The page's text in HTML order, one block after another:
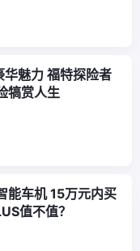
华魅力 福特探险者
犒赏人生
能车机 15万元内买
值不值？